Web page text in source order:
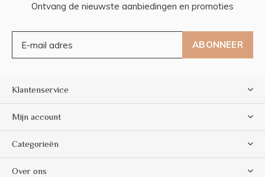
Ontvang de nieuwste aanbiedingen en promoties
ABONNEER
Klantenservice
Mijn account
Categorieën
Over ons